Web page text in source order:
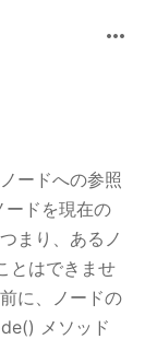
more_horiz
ードへの参照
ドを現在の
まり、あるノ
とはできませ
に、ノードの
メソッド